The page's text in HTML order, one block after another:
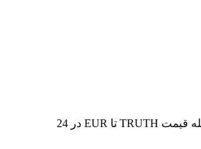
در 7 روز گذشته، بالاترین قیمت از TRUTH تا EUR €0.0122 و کمترین آن €0.0109 بوده است. می‌توانید داده‌های بیشتری را در جدول زیر بررسی کنید، از جمله قیمت TRUTH تا EUR در 24